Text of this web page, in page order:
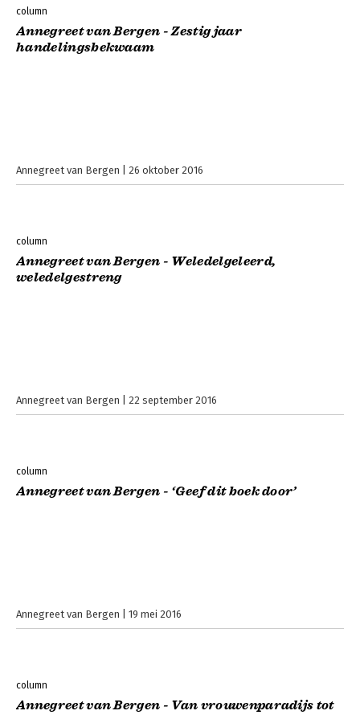
column
Annegreet van Bergen - Zestig jaar
handelingsbekwaam
Annegreet van Bergen 26 oktober 2016
column
Annegreet van Bergen - Weledelgeleerd,
weledelgestreng
Annegreet van Bergen 22 september 2016
column
Annegreet van Bergen - ‘Geef dit boek door’
Annegreet van Bergen 19 mei 2016
column
Annegreet van Bergen - Van vrouwenparadijs tot